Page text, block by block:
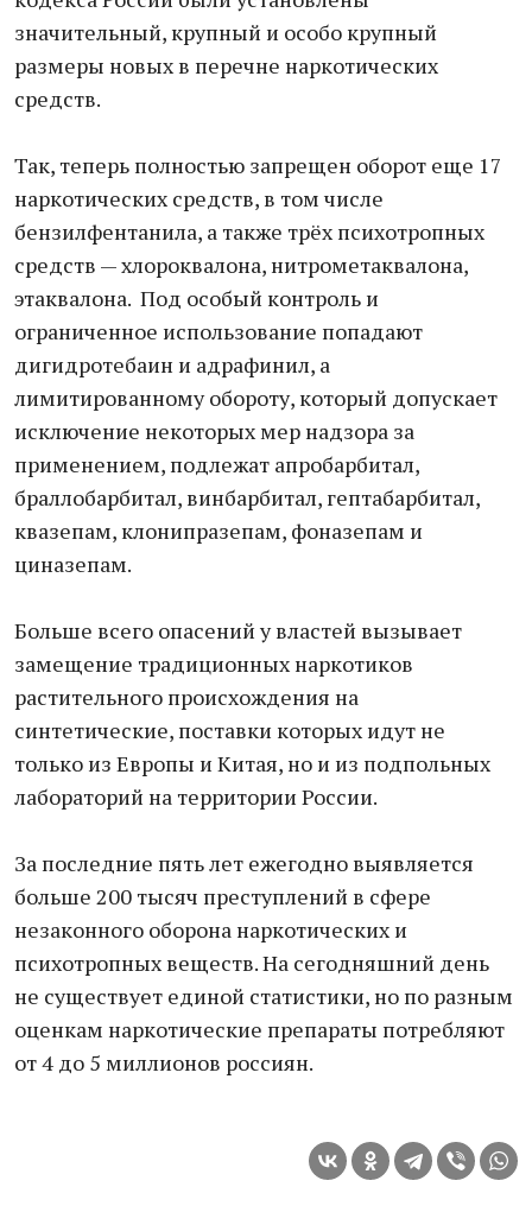
значительный, крупный и особо крупный
размеры новых в перечне наркотических
средств.
Так, теперь полностью запрещен оборот еще 17
наркотических средств, в том числе
бензилфентанила, а также трёх психотропных
средств — хлороквалона, нитрометаквалона,
этаквалона. Под особый контроль и
ограниченное использование попадают
дигидротебаин и адрафинил, а
лимитированному обороту, который допускает
исключение некоторых мер надзора за
применением, подлежат апробарбитал,
браллобарбитал, винбарбитал, гептабарбитал,
квазепам, клонипразепам, фоназепам и
циназепам.
Больше всего опасений у властей вызывает
замещение традиционных наркотиков
растительного происхождения на
синтетические, поставки которых идут не
только из Европы и Китая, но и из подпольных
лабораторий на территории России.
За последние пять лет ежегодно выявляется
больше 200 тысяч преступлений в сфере
незаконного оборона наркотических и
психотропных веществ. На сегодняшний день
не существует единой статистики, но по разным
оценкам наркотические препараты потребляют
от 4 до 5 миллионов россиян.